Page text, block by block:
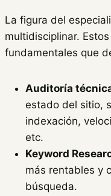
La figura del
multidisciplinar.
fundamentales que
Auditoría
estado del sitio,
indexación,
etc.
Keyword
más rentables y
búsqueda.